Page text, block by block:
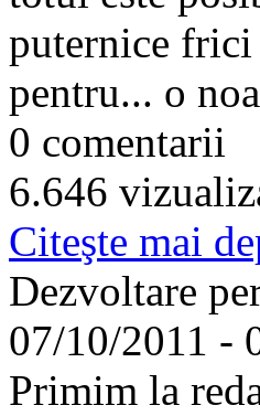
puternice frici
pentru... o
0 comentarii
6.646
Citeşte mai
Dezvoltare
07/10/2011 -
Primim la